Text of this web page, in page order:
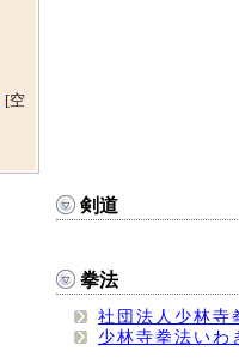
剣道
拳法
社団法人少林寺
少林寺拳法いわ
[空